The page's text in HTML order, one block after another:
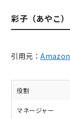
彩子（あやこ）
引用元：Amazon
役割
マネージャー